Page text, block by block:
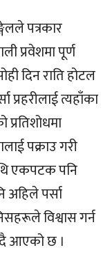
पत्रकार
प्रवेशमा पूर्ण
दिन राति होटल
प्रहरीलाई त्यहाँका
पक्राउ गरी
एकपटक पनि
अहिले पर्सा
विश्वास गर्न
आएको छ ।